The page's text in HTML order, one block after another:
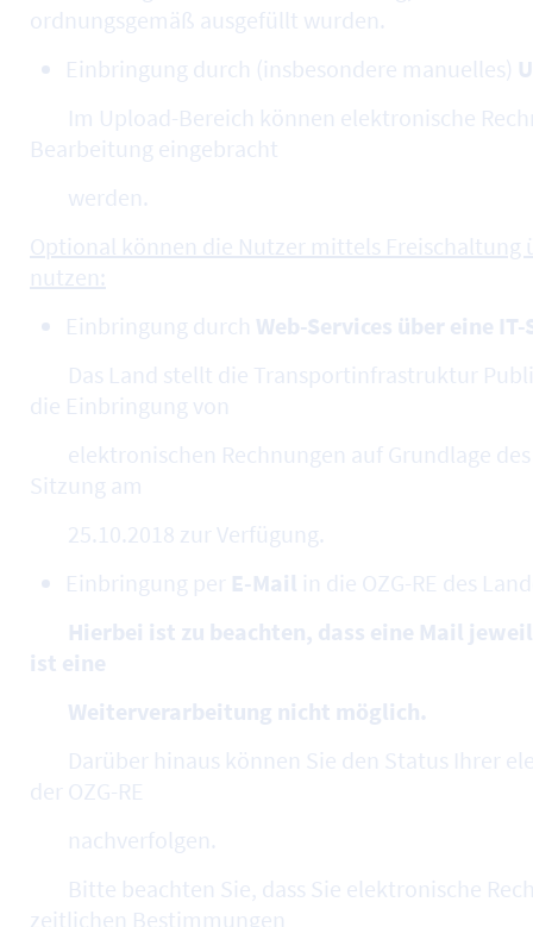
ordnungsgemäß ausgefüllt wurden.
Einbringung durch (insbesondere manuelles)
Im Upload-Bereich können elektronische
Bearbeitung eingebracht
werden.
Optional können die Nutzer mittels Freischaltung
nutzen:
Einbringung durch Web-Services über eine
Das Land stellt die Transportinfrastruktur
die Einbringung von
elektronischen Rechnungen auf Grundlage des
Sitzung am
25.10.2018 zur Verfügung.
Einbringung per E-Mail in die OZG-RE des
Hierbei ist zu beachten, dass eine Mail
ist eine
Weiterverarbeitung nicht möglich.
Darüber hinaus können Sie den Status Ihrer
der OZG-RE
nachverfolgen.
Bitte beachten Sie, dass Sie elektronische
zeitlichen Bestimmungen